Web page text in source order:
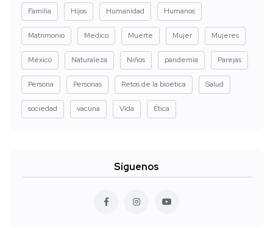
Familia Hijos Humanidad Humanos
Matrimonio Medico Muerte Mujer Mujeres
México Naturaleza Niños pandemia Parejas
Persona Personas Retos de la bioética Salud
sociedad vacuna Vida Ética
Síguenos